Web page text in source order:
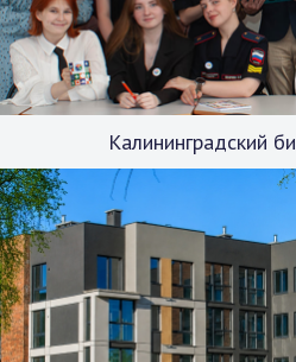
Калининградский